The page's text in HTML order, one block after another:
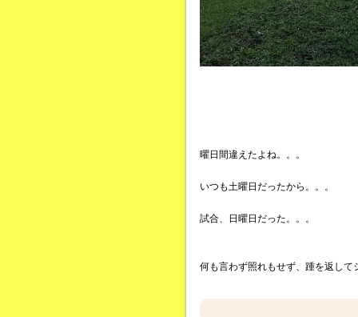
曜日間違えたよね。。。
いつも土曜日だったから。。。
試合、日曜日だった。。。
何も言わず照れもせず、踵を返して